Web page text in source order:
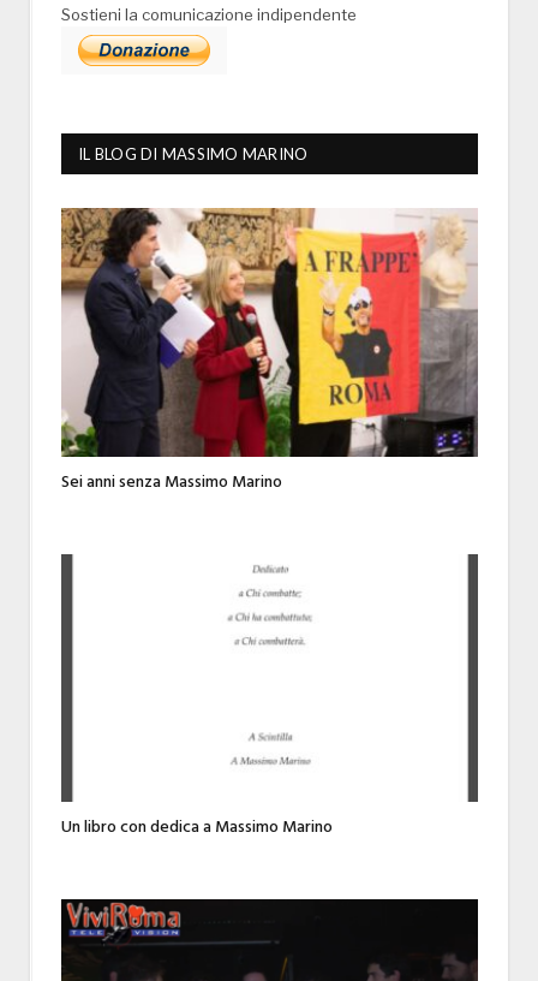
Sostieni la comunicazione indipendente
IL BLOG DI MASSIMO MARINO
Sei anni senza Massimo Marino
Un libro con dedica a Massimo Marino